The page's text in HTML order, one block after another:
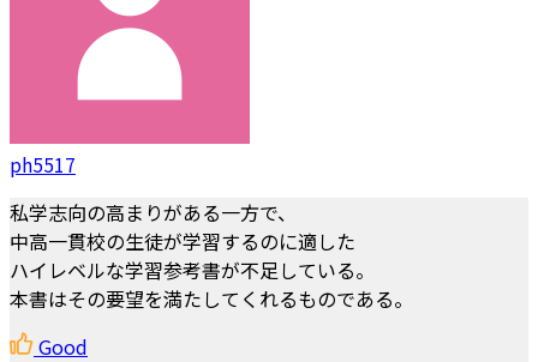
ph5517
私学志向の高まりがある一方で、
中高一貫校の生徒が学習するのに適した
ハイレベルな学習参考書が不足している。
本書はその要望を満たしてくれるものである。
Good